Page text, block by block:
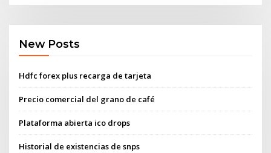
New Posts
Hdfc forex plus recarga de tarjeta
Precio comercial del grano de café
Plataforma abierta ico drops
Historial de existencias de snps